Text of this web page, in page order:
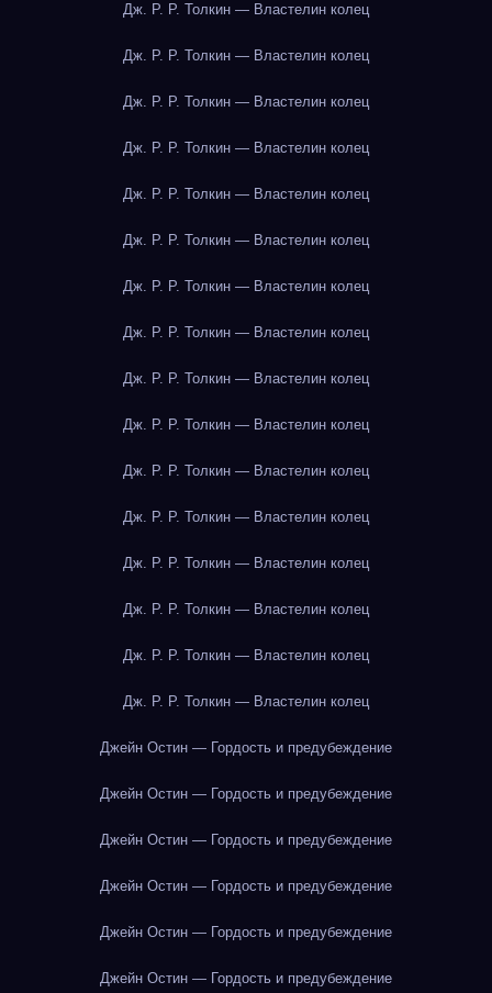
Дж. Р. Р. Толкин — Властелин колец
Дж. Р. Р. Толкин — Властелин колец
Дж. Р. Р. Толкин — Властелин колец
Дж. Р. Р. Толкин — Властелин колец
Дж. Р. Р. Толкин — Властелин колец
Дж. Р. Р. Толкин — Властелин колец
Дж. Р. Р. Толкин — Властелин колец
Дж. Р. Р. Толкин — Властелин колец
Дж. Р. Р. Толкин — Властелин колец
Дж. Р. Р. Толкин — Властелин колец
Дж. Р. Р. Толкин — Властелин колец
Дж. Р. Р. Толкин — Властелин колец
Дж. Р. Р. Толкин — Властелин колец
Дж. Р. Р. Толкин — Властелин колец
Дж. Р. Р. Толкин — Властелин колец
Дж. Р. Р. Толкин — Властелин колец
Джейн Остин — Гордость и предубеждение
Джейн Остин — Гордость и предубеждение
Джейн Остин — Гордость и предубеждение
Джейн Остин — Гордость и предубеждение
Джейн Остин — Гордость и предубеждение
Джейн Остин — Гордость и предубеждение